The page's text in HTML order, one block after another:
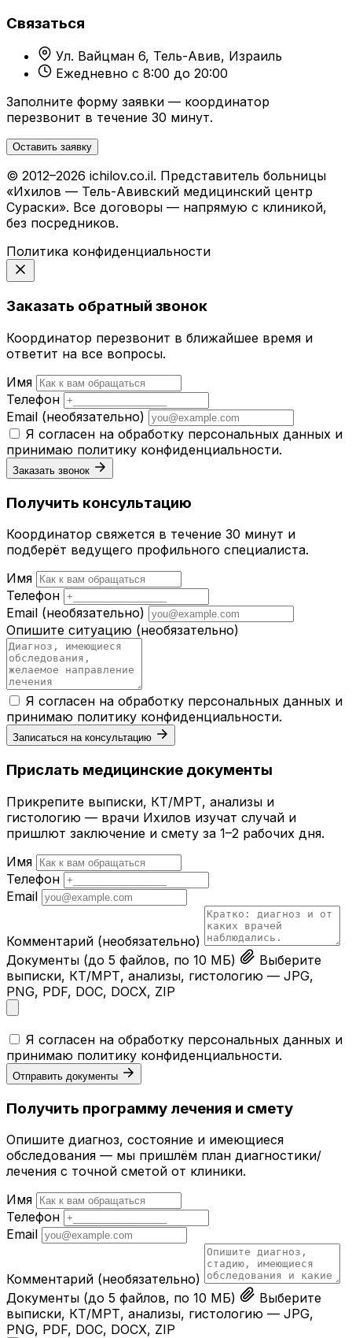
Связаться
Ул. Вайцман 6, Тель-Авив, Израиль
Ежедневно с 8:00 до 20:00
Заполните форму заявки — координатор
перезвонит в течение 30 минут.
Оставить заявку
© 2012–2026 ichilov.co.il. Представитель больницы
«Ихилов — Тель-Авивский медицинский центр
Сураски». Все договоры — напрямую с клиникой,
без посредников.
Политика конфиденциальности
Заказать обратный звонок
Координатор перезвонит в ближайшее время и
ответит на все вопросы.
Имя
Телефон
Email (необязательно)
Я согласен на обработку персональных данных и
принимаю политику конфиденциальности.
Заказать звонок
Получить консультацию
Координатор свяжется в течение 30 минут и
подберёт ведущего профильного специалиста.
Имя
Телефон
Email (необязательно)
Опишите ситуацию (необязательно)
Я согласен на обработку персональных данных и
принимаю политику конфиденциальности.
Записаться на консультацию
Прислать медицинские документы
Прикрепите выписки, КТ/МРТ, анализы и
гистологию — врачи Ихилов изучат случай и
пришлют заключение и смету за 1–2 рабочих дня.
Имя
Телефон
Email
Комментарий (необязательно)
Документы (до 5 файлов, по 10 МБ)
Выберите
выписки, КТ/МРТ, анализы, гистологию — JPG,
PNG, PDF, DOC, DOCX, ZIP
Я согласен на обработку персональных данных и
принимаю политику конфиденциальности.
Отправить документы
Получить программу лечения и смету
Опишите диагноз, состояние и имеющиеся
обследования — мы пришлём план диагностики/
лечения с точной сметой от клиники.
Имя
Телефон
Email
Комментарий (необязательно)
Документы (до 5 файлов, по 10 МБ)
Выберите
выписки, КТ/МРТ, анализы, гистологию — JPG,
PNG, PDF, DOC, DOCX, ZIP